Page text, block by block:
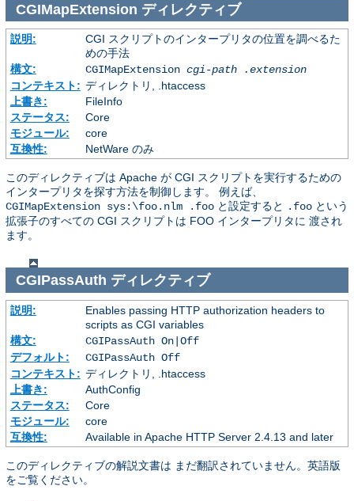
CGIMapExtension ディレクティブ
説明:
CGI スクリプトのインタープリタの位置を調べるた
めの手法
構文:
CGIMapExtension cgi-path
.extension
コンテキスト: ディレクトリ, .htaccess
上書き:
FileInfo
ステータス:
Core
モジュール:
core
互換性:
NetWare のみ
このディレクティブは Apache が CGI スクリプトを実行するための
インタープリタを探す方法を制御します。 例えば、
CGIMapExtension sys:\foo.nlm .foo と設定すると .foo という
拡張子のすべての CGI スクリプトは FOO インタープリタに 渡され
ます。
CGIPassAuth ディレクティブ
説明:
Enables passing HTTP authorization headers to
scripts as CGI variables
構文:
CGIPassAuth On|Off
デフォルト:
CGIPassAuth Off
コンテキスト: ディレクトリ, .htaccess
上書き:
AuthConfig
ステータス:
Core
モジュール:
core
互換性:
Available in Apache HTTP Server 2.4.13 and later
このディレクティブの解説文書は まだ翻訳されていません。英語版
をご覧ください。